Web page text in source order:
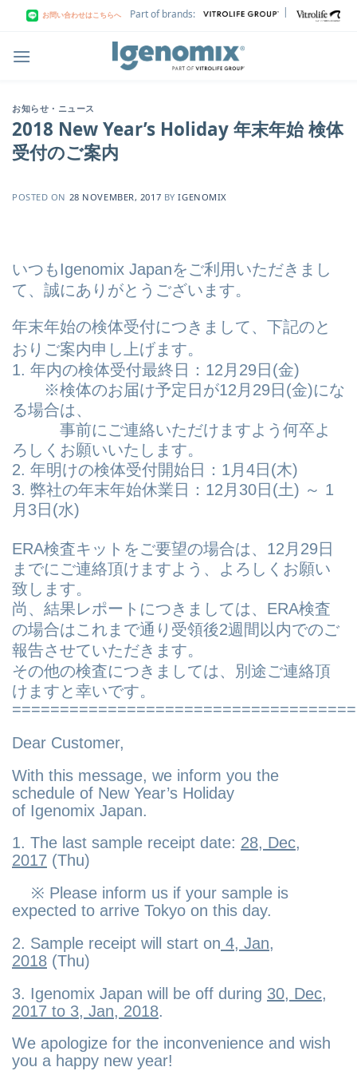
お問い合わせはこちらへ Part of brands: |
お知らせ・ニュース
2018 New Year’s Holiday 年末年始 検体
受付のご案内
POSTED ON 28 NOVEMBER, 2017 BYIGENOMIX
いつもIgenomix Japanをご利用いただきまし
て、誠にありがとうございます。
年末年始の検体受付につきまして、下記のと
おりご案内申し上げます。
1. 年内の検体受付最終日：12月29日(金)
※検体のお届け予定日が12月29日(金)にな
る場合は、
事前にご連絡いただけますよう何卒よ
ろしくお願いいたします。
2. 年明けの検体受付開始日：1月4日(木)
3. 弊社の年末年始休業日：12月30日(土) ～ 1
月3日(水)
ERA検査キットをご要望の場合は、12月29日
までにご連絡頂けますよう、よろしくお願い
致します。
尚、結果レポートにつきましては、ERA検査
の場合はこれまで通り受領後2週間以内でのご
報告させていただきます。
その他の検査につきましては、別途ご連絡頂
けますと幸いです。
Dear Customer,
With this message, we inform you the
schedule of New Year’s Holiday
of Igenomix Japan.
1. The last sample receipt date: 28, Dec,
2017 (Thu)
※ Please inform us if your sample is
expected to arrive Tokyo on this day.
2. Sample receipt will start on 4, Jan,
2018 (Thu)
3. Igenomix Japan will be off during 30, Dec,
2017 to 3, Jan, 2018.
We apologize for the inconvenience and wish
you a happy new year!